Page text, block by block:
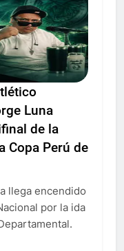
Luna
de la
Copa Perú de
llega encendido
por la ida